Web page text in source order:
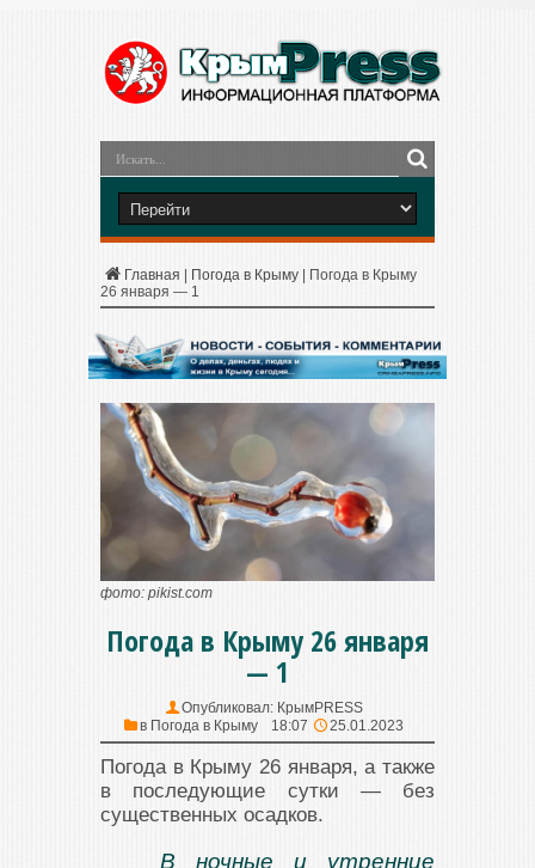
Главная Погода в Крыму
Погода в Крыму
26 января — 1
фото: pikist.com
Погода в Крыму 26 января
— 1
Опубликовал: КрымPRESS
в Погода в Крыму 18:07 25.01.2023
Погода в Крыму 26 января, а также
в последующие сутки — без
существенных осадков.
В ночные и утренние